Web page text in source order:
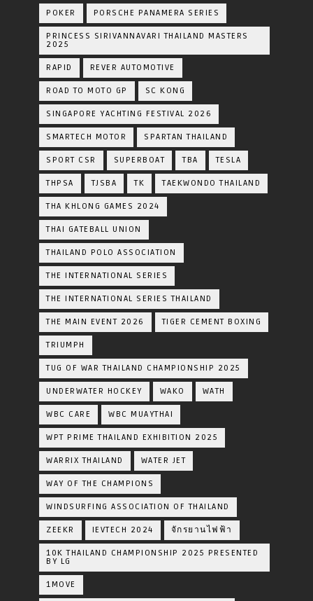
POKER PORSCHE PANAMERA SERIES
PRINCESS SIRIVANNAVARI THAILAND MASTERS
2025
RAPID REVER AUTOMOTIVE
ROAD TO MOTO GP SC KONG
SINGAPORE YACHTING FESTIVAL 2026
SMARTECH MOTOR SPARTAN THAILAND
SPORT CSR SUPERBOAT TBA TESLA
THPSA TJSBA TK TAEKWONDO THAILAND
THA KHLONG GAMES 2024
THAI GATEBALL UNION
THAILAND POLO ASSOCIATION
THE INTERNATIONAL SERIES
THE INTERNATIONAL SERIES THAILAND
THE MAIN EVENT 2026 TIGER CEMENT BOXING
TRIUMPH
TUG OF WAR THAILAND CHAMPIONSHIP 2025
UNDERWATER HOCKEY WAKO WATH
WBC CARE WBC MUAYTHAI
WPT PRIME THAILAND EXHIBITION 2025
WARRIX THAILAND WATER JET
WAY OF THE CHAMPIONS
WINDSURFING ASSOCIATION OF THAILAND
ZEEKR IEVTECH 2024 จักรยานไฟฟ้า
10K THAILAND CHAMPIONSHIP 2025 PRESENTED
BY LG
1MOVE